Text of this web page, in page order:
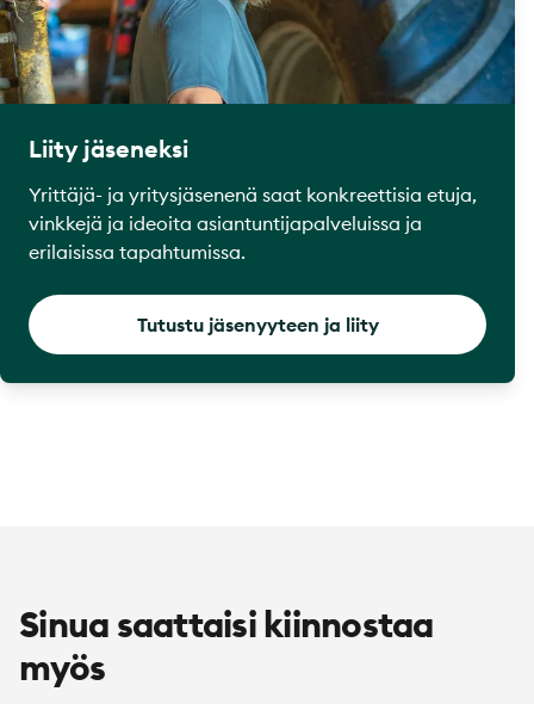
Liity jäseneksi
Yrittäjä- ja yritysjäsenenä saat konkreettisia etuja,
vinkkejä ja ideoita asiantuntijapalveluissa ja
erilaisissa tapahtumissa.
Tutustu jäsenyyteen ja liity
Sinua saattaisi kiinnostaa
myös